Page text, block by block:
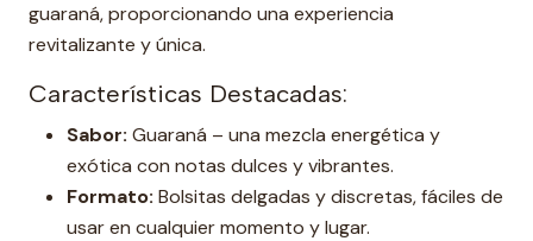
guaraná, proporcionando una experiencia
revitalizante y única.
Características Destacadas:
Sabor: Guaraná – una mezcla energética y
exótica con notas dulces y vibrantes.
Formato: Bolsitas delgadas y discretas, fáciles de
usar en cualquier momento y lugar.